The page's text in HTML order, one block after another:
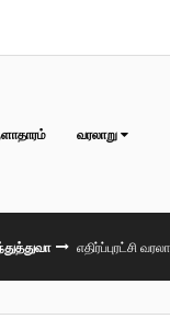
வரலாறு
எதிர்ப்புரட்சி